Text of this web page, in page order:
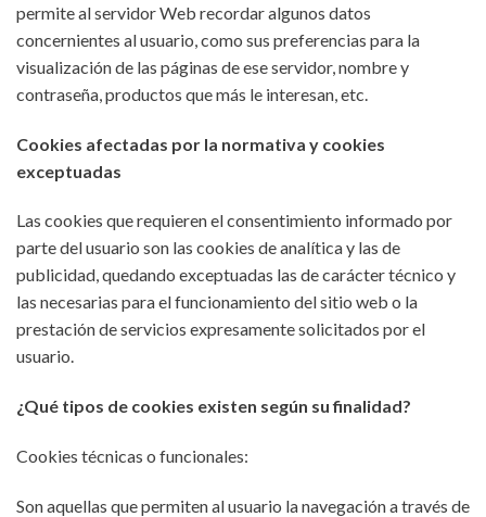
permite al servidor Web recordar algunos datos
concernientes al usuario, como sus preferencias para la
visualización de las páginas de ese servidor, nombre y
contraseña, productos que más le interesan, etc.
Cookies afectadas por la normativa y cookies
exceptuadas
Las cookies que requieren el consentimiento informado por
parte del usuario son las cookies de analítica y las de
publicidad, quedando exceptuadas las de carácter técnico y
las necesarias para el funcionamiento del sitio web o la
prestación de servicios expresamente solicitados por el
usuario.
¿Qué tipos de cookies existen según su finalidad?
Cookies técnicas o funcionales:
Son aquellas que permiten al usuario la navegación a través de